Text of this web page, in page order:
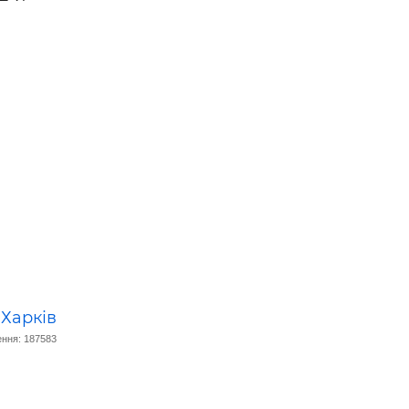
Харків
187583